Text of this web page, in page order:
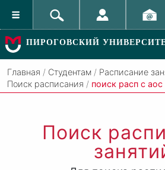
ПИРОГОВСКИЙ
Главная / Студентам / Расписание
Поиск расписания / поиск расп с аос
Поиск